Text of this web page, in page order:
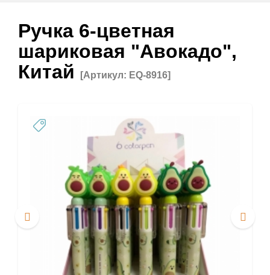
Ручка 6-цветная
шариковая "Авокадо",
Китай
[Артикул: EQ-8916]